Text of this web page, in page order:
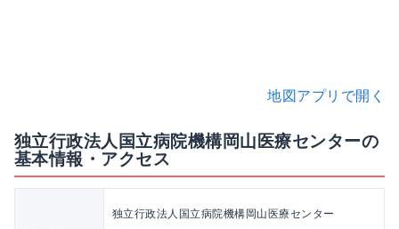
地図アプリで開く
独立行政法人国立病院機構岡山医療センターの
基本情報・アクセス
独立行政法人国立病院機構岡山医療センター